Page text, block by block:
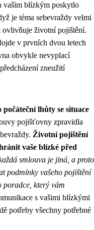
vašim blízkým poskytlo
je téma sebevraždy velmi
ovlivňuje životní pojištění.
v prvních dvou letech
obvykle nevyplací
zneužití
lhůty se situace
pojišťovny zpravidla
Životní pojištění
vaše blízké před
smlouva je jiná, a proto
podmínky vašeho pojištění
poradce, který vám
s vašimi blízkými
potřeby všechny potřebné